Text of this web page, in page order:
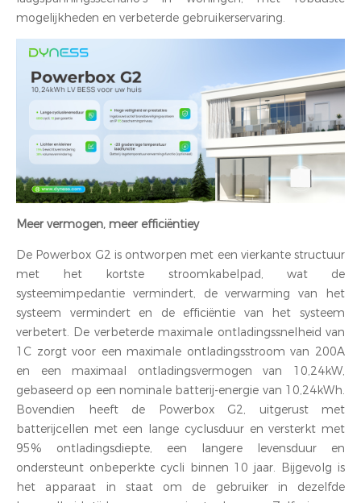
mogelijkheden en verbeterde gebruikerservaring.
Meer vermogen, meer efficiëntiey
De Powerbox G2 is ontworpen met een vierkante structuur
met het kortste stroomkabelpad, wat de
systeemimpedantie vermindert, de verwarming van het
systeem vermindert en de efficiëntie van het systeem
verbetert. De verbeterde maximale ontladingssnelheid van
1C zorgt voor een maximale ontladingsstroom van 200A
en een maximaal ontladingsvermogen van 10,24kW,
gebaseerd op een nominale batterij-energie van 10,24kWh.
Bovendien heeft de Powerbox G2, uitgerust met
batterijcellen met een lange cyclusduur en versterkt met
95% ontladingsdiepte, een langere levensduur en
ondersteunt onbeperkte cycli binnen 10 jaar. Bijgevolg is
het apparaat in staat om de gebruiker in dezelfde